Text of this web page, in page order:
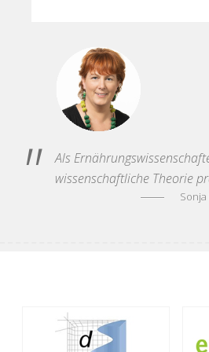
Als
wissenschaftliche Theorie